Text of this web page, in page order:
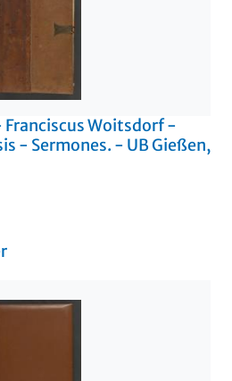
Franciscus Woitsdorf -
- Sermones. - UB Gießen,